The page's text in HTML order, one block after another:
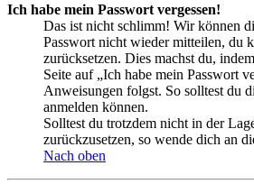
Ich habe mein Passwort vergessen!
Das ist nicht schlimm! Wir können
Passwort nicht wieder mitteilen, du
zurücksetzen. Dies machst du,
Seite auf „Ich habe mein Passwort
Anweisungen folgst. So solltest du
anmelden können.
Solltest du trotzdem nicht in der
zurückzusetzen, so wende dich an
Nach oben